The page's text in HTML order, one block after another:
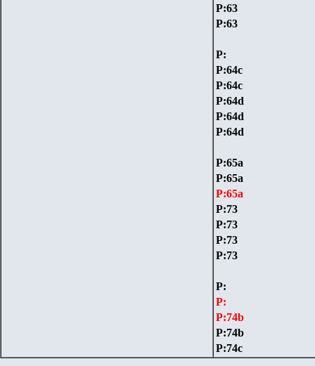
P:63
P:63
P:
P:64с
P:64с
P:64d
P:64d
P:64d
P:65a
P:65a
P:65a
P:73
P:73
P:73
P:73
P:
P:
P:74b
P:74b
P:74c